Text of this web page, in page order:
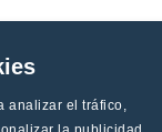
analizar el tráfico,